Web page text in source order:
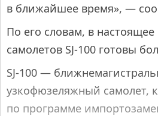
в ближайшее время», —
По его словам, в
самолетов SJ-100 готовы
SJ-100 —
узкофюзеляжный самолет,
по программе